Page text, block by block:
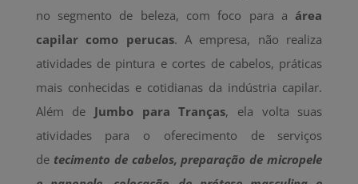
no segmento de beleza, com foco para aárea
capilar como perucas. A empresa, não realiza
atividades de pintura e cortes de cabelos, práticas
mais conhecidas e cotidianas da indústria capilar.
Além de Jumbo para Tranças, ela volta suas
atividades para o oferecimento de serviços
de tecimento de cabelos, preparação de micropele